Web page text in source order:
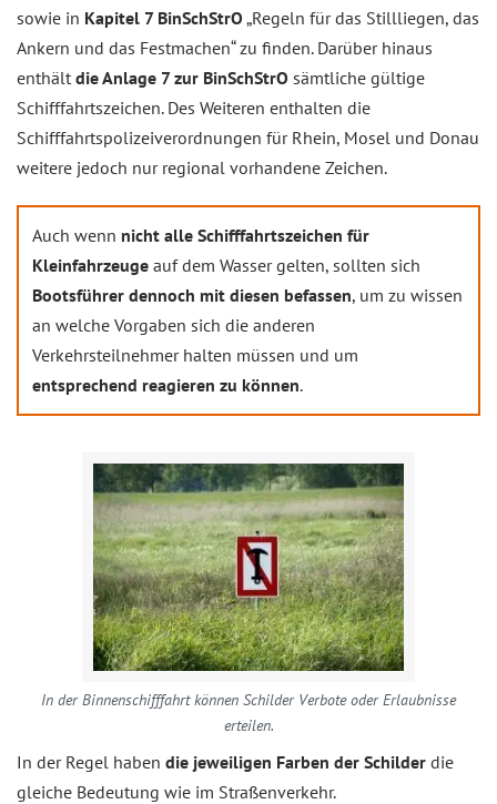
sowie in Kapitel 7 BinSchStrO „Regeln für das Stillliegen, das
Ankern und das Festmachen“ zu finden. Darüber hinaus
enthält die Anlage 7 zur BinSchStrO sämtliche gültige
Schifffahrtszeichen. Des Weiteren enthalten die
Schifffahrtspolizeiverordnungen für Rhein, Mosel und Donau
weitere jedoch nur regional vorhandene Zeichen.
Auch wenn nicht alle Schifffahrtszeichen für
Kleinfahrzeuge auf dem Wasser gelten, sollten sich
Bootsführer dennoch mit diesen befassen, um zu wissen
an welche Vorgaben sich die anderen
Verkehrsteilnehmer halten müssen und um
entsprechend reagieren zu können.
In der Binnenschifffahrt können Schilder Verbote oder Erlaubnisse
erteilen.
In der Regel haben die jeweiligen Farben der Schilder die
gleiche Bedeutung wie im Straßenverkehr.